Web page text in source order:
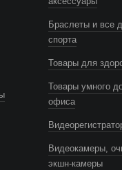
Браслеты и все
спорта
Товары для
Товары умного
офиса
Видеокамеры,
экшн-камеры